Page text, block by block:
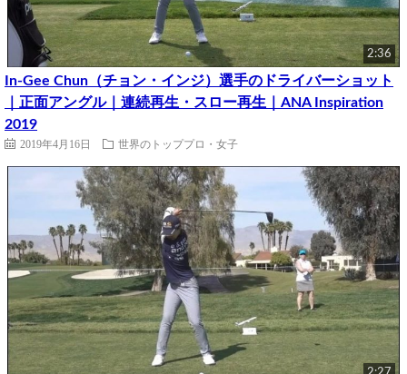
2:36
In-Gee Chun（チョン・インジ）選手のドライバーショット
｜正面アングル｜連続再生・スロー再生｜ANA Inspiration
2019
2019年4月16日 世界のトッププロ・女子